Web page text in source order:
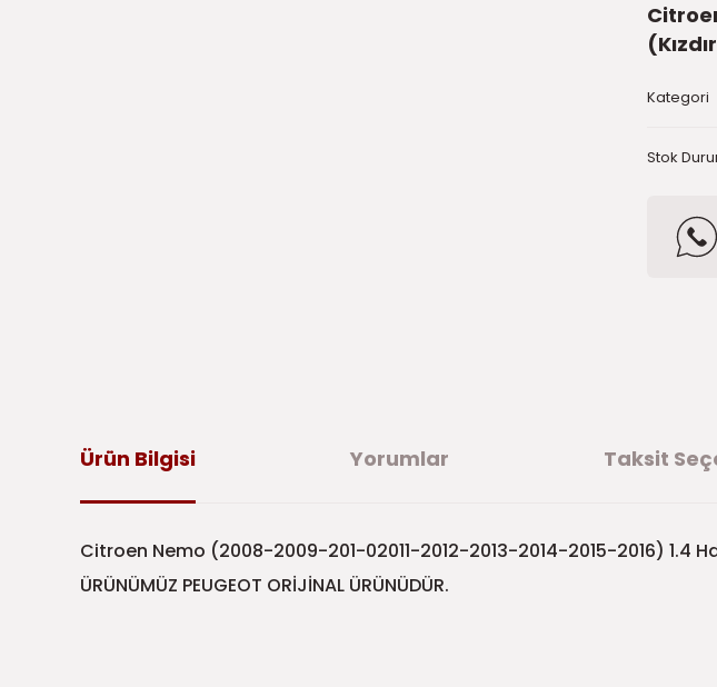
Kategori
Stok
Ürün Bilgisi Yorumlar Taksit
Citroen Nemo (2008-2009-201-02011-2012-2013-2014-2015-2016) 1.4
ÜRÜNÜMÜZ PEUGEOT ORİJİNAL ÜRÜNÜDÜR.